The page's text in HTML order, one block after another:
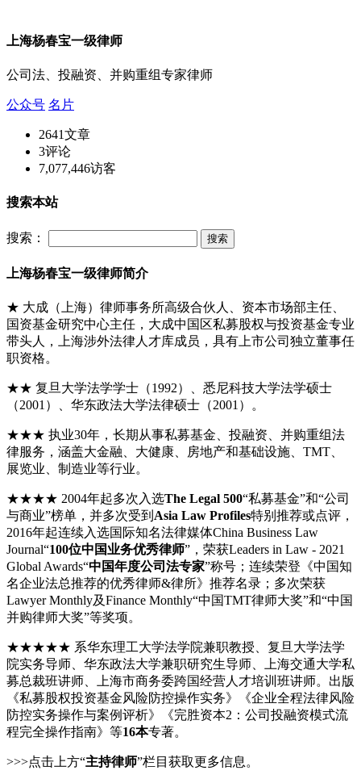
上海杨春宝一级律师
公司法、投融资、并购重组专家律师
公众号 名片
2641文章
3评论
7,077,446访客
搜索本站
搜索：
上海杨春宝一级律师简介
★ 大成（上海）律师事务所高级合伙人、资本市场部主任、
国资基金研究中心主任，大成中国区私募股权与投资基金专业
带头人，上海涉外法律人才库成员，具有上市公司独立董事任
职资格。
★★ 复旦大学法学学士（1992）、悉尼科技大学法学硕士
（2001）、华东政法大学法律硕士（2001）。
★★★ 执业30年，长期从事私募基金、投融资、并购重组法
律服务，涵盖大金融、大健康、房地产和基础设施、TMT、
展览业、制造业等行业。
★★★★ 2004年起多次入选The Legal 500“私募基金”和“公司
与商业”榜单，并多次受到 Asia Law Profiles特别推荐或点评，
2016年起连续入选国际知名法律媒体China Business Law
Journal“100位中国业务优秀律师”，荣获Leaders in Law - 2021
Global Awards“中国年度公司法专家”称号；连续荣登《中国知
名企业法总推荐的优秀律师&律所》推荐名录；多次荣获
Lawyer Monthly及Finance Monthly“中国TMT律师大奖”和“中国
并购律师大奖”等奖项。
★★★★★ 系华东理工大学法学院兼职教授、复旦大学法学
院实务导师、华东政法大学兼职研究生导师、上海交通大学私
募总裁班讲师、上海市商务委跨国经营人才培训班讲师。出版
《私募股权投资基金风险防控操作实务》《企业全程法律风险
防控实务操作与案例评析》《完胜资本2：公司投融资模式流
程完全操作指南》等16本专著。
>>>点击上方“主持律师”栏目获取更多信息。